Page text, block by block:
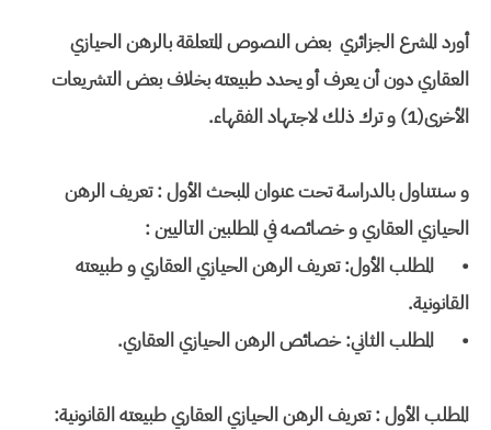
أورد المشرع الجزائري بعض النصوص المتعلقة بالرهن الحيازي
العقاري دون أن يعرف أو يحدد طبيعته بخلاف بعض التشريعات
الأخرى(1) و ترك ذلك لاجتهاد الفقهاء.
و سنتناول بالدراسة تحت عنوان المبحث الأول : تعريف الرهن
الحيازي العقاري و خصائصه في المطلبين التاليين :
•
المطلب الأول: تعريف الرهن الحيازي العقاري و طبيعته
القانونية.
•
المطلب الثاني: خصائص الرهن الحيازي العقاري.
المطلب الأول : تعريف الرهن الحيازي العقاري طبيعته القانونية: